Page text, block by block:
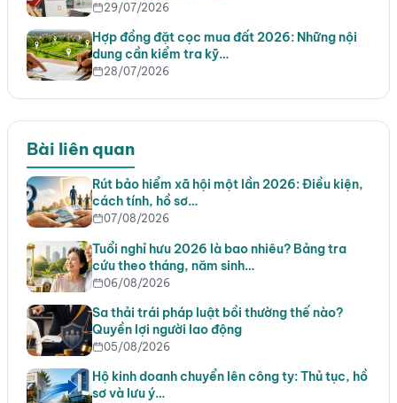
29/07/2026
Hợp đồng đặt cọc mua đất 2026: Những nội
dung cần kiểm tra kỹ…
28/07/2026
Bài liên quan
Rút bảo hiểm xã hội một lần 2026: Điều kiện,
cách tính, hồ sơ…
07/08/2026
Tuổi nghỉ hưu 2026 là bao nhiêu? Bảng tra
cứu theo tháng, năm sinh…
06/08/2026
Sa thải trái pháp luật bồi thường thế nào?
Quyền lợi người lao động
05/08/2026
Hộ kinh doanh chuyển lên công ty: Thủ tục, hồ
sơ và lưu ý…